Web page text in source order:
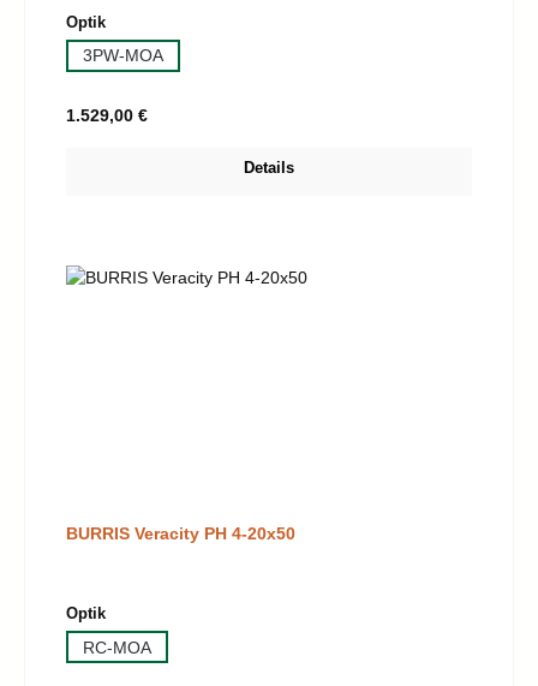
Optikauswählen
3PW-MOA
Regulärer Preis:
1.529,00 €
Details
BURRIS Veracity PH 4-20x50
Optikauswählen
RC-MOA